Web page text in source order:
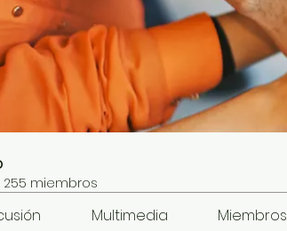
255 miembros
Multimedia Miembros